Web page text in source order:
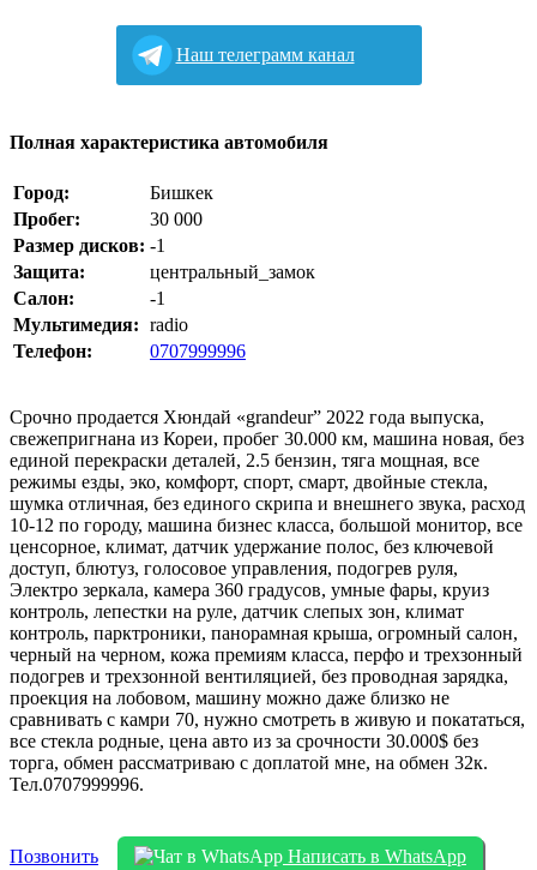
Наш телеграмм канал
Полная характеристика автомобиля
Город:
Бишкек
Пробег:
30 000
Размер дисков: -1
Защита:
центральный_замок
Салон:
-1
Мультимедия: radio
Телефон:
0707999996
Срочно продается Хюндай «grandeur” 2022 года выпуска,
свежепригнана из Кореи, пробег 30.000 км, машина новая, без
единой перекраски деталей, 2.5 бензин, тяга мощная, все
режимы езды, эко, комфорт, спорт, смарт, двойные стекла,
шумка отличная, без единого скрипа и внешнего звука, расход
10-12 по городу, машина бизнес класса, большой монитор, все
ценсорное, климат, датчик удержание полос, без ключевой
доступ, блютуз, голосовое управления, подогрев руля,
Электро зеркала, камера 360 градусов, умные фары, круиз
контроль, лепестки на руле, датчик слепых зон, климат
контроль, парктроники, панорамная крыша, огромный салон,
черный на черном, кожа премиям класса, перфо и трехзонный
подогрев и трехзонной вентиляцией, без проводная зарядка,
проекция на лобовом, машину можно даже близко не
сравнивать с камри 70, нужно смотреть в живую и покататься,
все стекла родные, цена авто из за срочности 30.000$ без
торга, обмен рассматриваю с доплатой мне, на обмен 32к.
Тел.0707999996.
Позвонить Написать в WhatsApp